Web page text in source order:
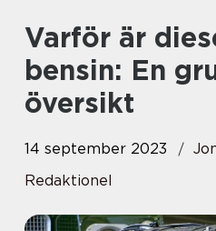
Varför är diesel dyrare än
bensin: En
översikt
14 september 2023
Redaktionel